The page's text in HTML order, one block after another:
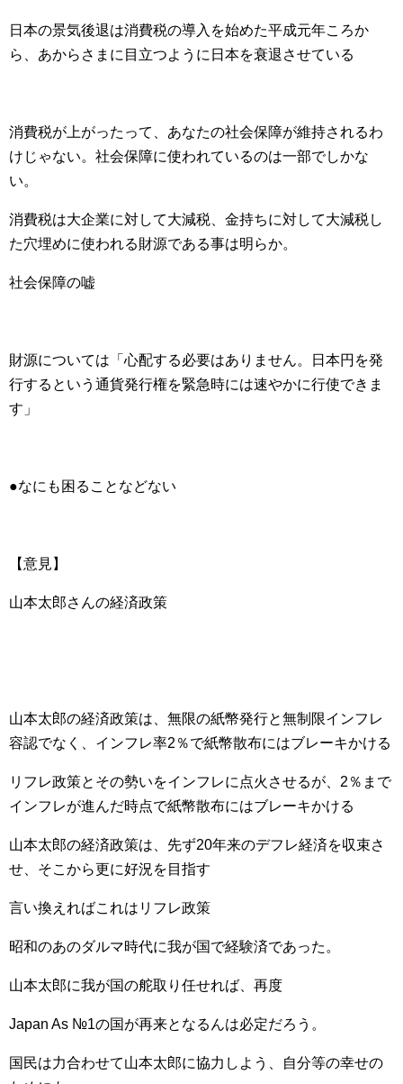
日本の景気後退は消費税の導入を始めた平成元年ころか
ら、あからさまに目立つように日本を衰退させている
消費税が上がったって、あなたの社会保障が維持されるわ
けじゃない。社会保障に使われているのは一部でしかな
い。
消費税は大企業に対して大減税、金持ちに対して大減税し
た穴埋めに使われる財源である事は明らか。
社会保障の嘘
財源については「心配する必要はありません。日本円を発
行するという通貨発行権を緊急時には速やかに行使できま
す」
●なにも困ることなどない
【意見】
山本太郎さんの経済政策
山本太郎の経済政策は、無限の紙幣発行と無制限インフレ
容認でなく、インフレ率2％で紙幣散布にはブレーキかける
リフレ政策とその勢いをインフレに点火させるが、2％まで
インフレが進んだ時点で紙幣散布にはブレーキかける
山本太郎の経済政策は、先ず20年来のデフレ経済を収束さ
せ、そこから更に好況を目指す
言い換えればこれはリフレ政策
昭和のあのダルマ時代に我が国で経験済であった。
山本太郎に我が国の舵取り任せれば、再度
Japan As №1の国が再来となるんは必定だろう。
国民は力合わせて山本太郎に協力しよう、自分等の幸せの